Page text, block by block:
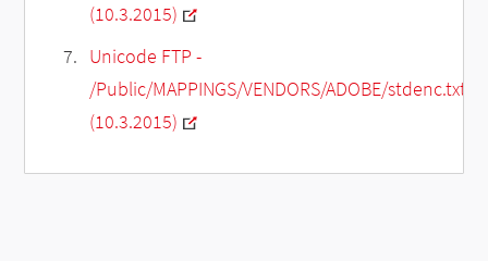
(10.3.2015)
Unicode FTP -
/Public/MAPPINGS/VENDORS/ADOBE/stdenc.txt
(10.3.2015)